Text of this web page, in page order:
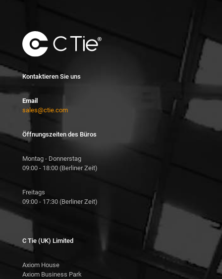
Kontaktieren Sie uns
Email
sales@ctie.com
Öffnungszeiten des Büros
Montag - Donnerstag
09:00 - 18:00 (Berliner Zeit)
Freitags
09:00 - 17:30 (Berliner Zeit)
C Tie (UK) Limited
Axiom House
Axiom Business Park